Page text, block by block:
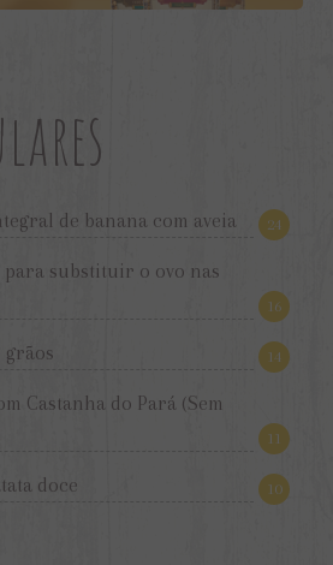
de banana com aveia 24
substituir o ovo nas
16
grãos 14
Castanha do Pará (Sem
11
doce 10